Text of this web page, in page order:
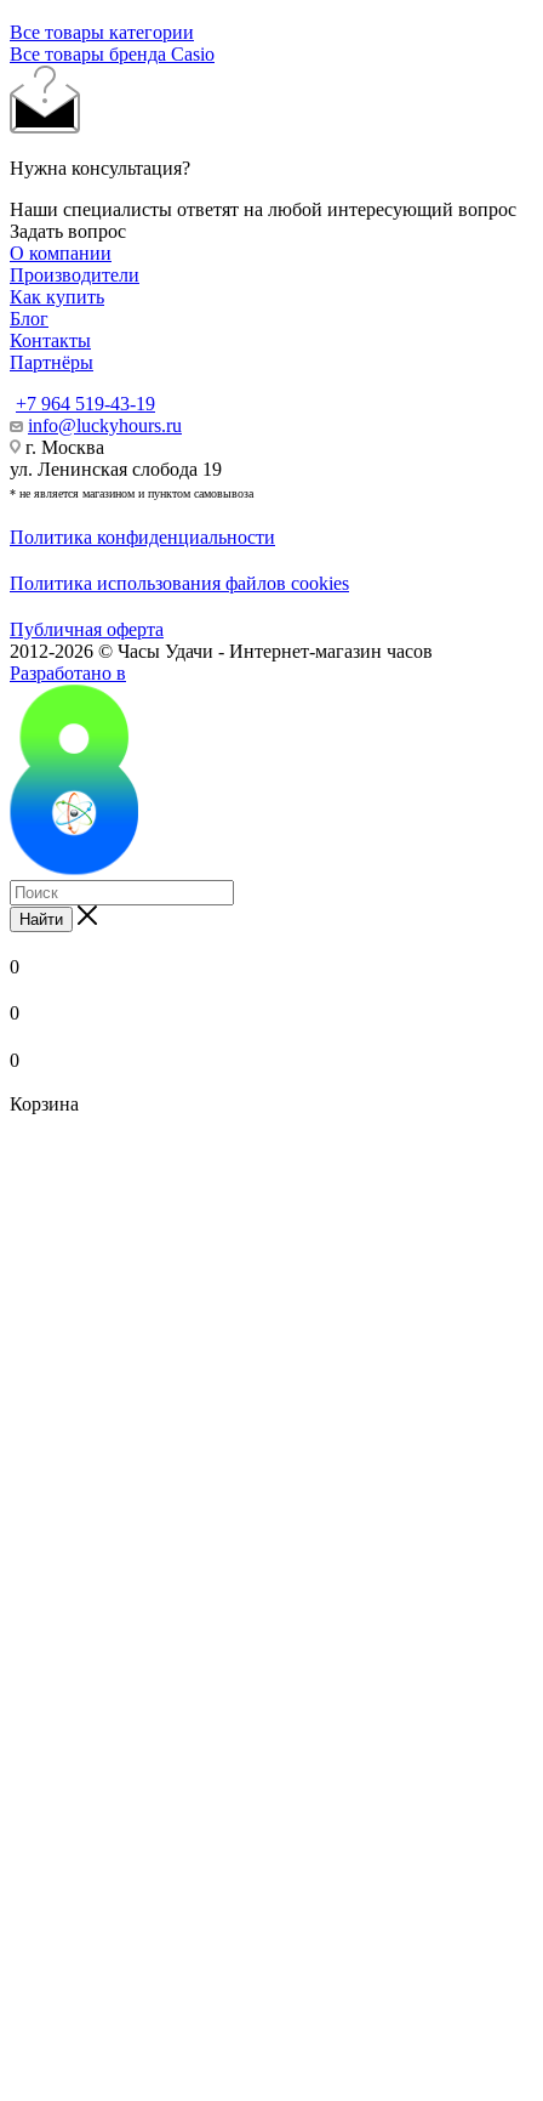
Все товары категории
Все товары бренда Casio
Нужна консультация?
Наши специалисты ответят на любой интересующий вопрос
Задать вопрос
О компании
Производители
Как купить
Блог
Контакты
Партнёры
+7 964 519-43-19
info@luckyhours.ru
г. Москва
ул. Ленинская слобода 19
* не является магазином и пунктом самовывоза
Политика конфиденциальности
Политика использования файлов cookies
Публичная оферта
2012-2026 © Часы Удачи - Интернет-магазин часов
Разработано в
Найти
0
0
0
Корзина